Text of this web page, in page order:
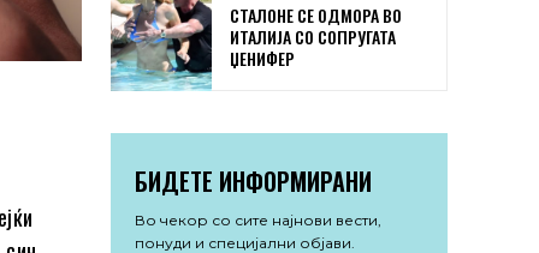
СТАЛОНЕ СЕ ОДМОРА ВО
ИТАЛИЈА СО СОПРУГАТА
ЏЕНИФЕР
БИДЕТЕ ИНФОРМИРАНИ
Во чекор со сите најнови вести,
понуди и специјални објави.